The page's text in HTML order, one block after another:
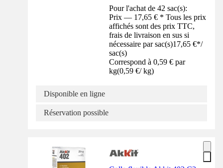
Pour l'achat de 42 sac(s):
Prix — 17,65 € * Tous les prix
affichés sont des prix TTC,
frais de livraison en sus si
nécessaire par sac(s)17,65 €*/
sac(s)
Correspond à 0,59 € par
kg(0,59 €/ kg)
Disponible en ligne
Réservation possible